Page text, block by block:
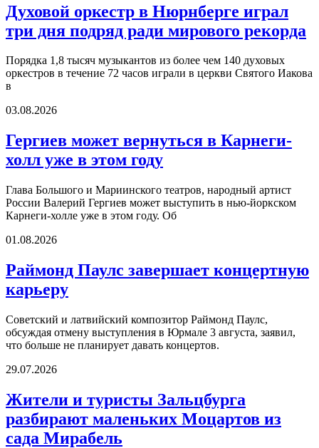
Духовой оркестр в Нюрнберге играл
три дня подряд ради мирового рекорда
Порядка 1,8 тысяч музыкантов из более чем 140 духовых
оркестров в течение 72 часов играли в церкви Святого Иакова
в
03.08.2026
Гергиев может вернуться в Карнеги-
холл уже в этом году
Глава Большого и Мариинского театров, народный артист
России Валерий Гергиев может выступить в нью-йоркском
Карнеги-холле уже в этом году. Об
01.08.2026
Раймонд Паулс завершает концертную
карьеру
Советский и латвийский композитор Раймонд Паулс,
обсуждая отмену выступления в Юрмале 3 августа, заявил,
что больше не планирует давать концертов.
29.07.2026
Жители и туристы Зальцбурга
разбирают маленьких Моцартов из
сада Мирабель